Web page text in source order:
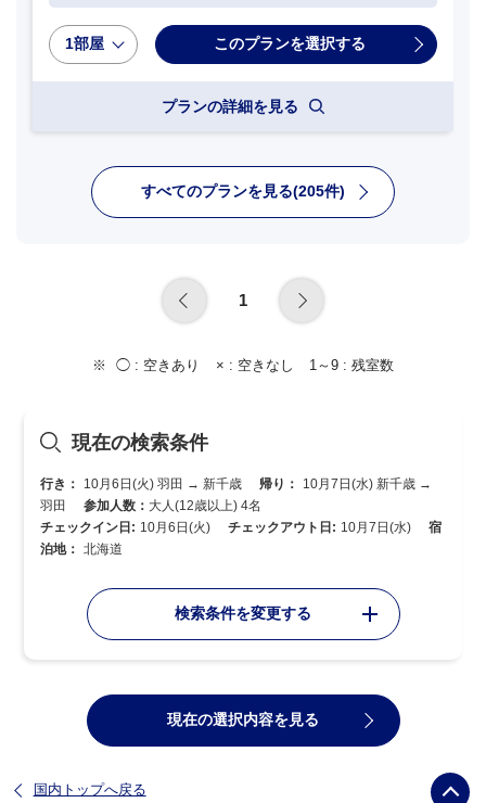
1部屋
プランの詳細を見る
すべてのプランを見る(205件)
1
◯ : 空きあり × : 空きなし 1～9 : 残室数
現在の検索条件
行き： 10月6日(火) 羽田 → 新千歳 帰り：
10月7日(水) 新千歳 →
羽田
参加人数： 大人(12歳以上) 4名
チェックイン日: 10月6日(火) チェックアウト日: 10月7日(水)
宿
泊地： 北海道
検索条件を変更する
現在の選択内容を見る
国内トップへ戻る